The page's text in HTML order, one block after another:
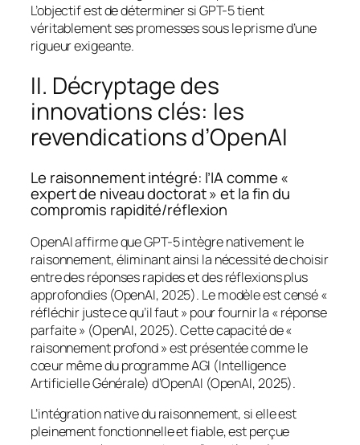
L’objectif est de déterminer si GPT-5 tient
véritablement ses promesses sous le prisme d’une
rigueur exigeante.
II. Décryptage des
innovations clés: les
revendications d’OpenAI
Le raisonnement intégré: l’IA comme «
expert de niveau doctorat » et la fin du
compromis rapidité/réflexion
OpenAI affirme que GPT-5 intègre nativement le
raisonnement, éliminant ainsi la nécessité de choisir
entre des réponses rapides et des réflexions plus
approfondies (OpenAI, 2025). Le modèle est censé «
réfléchir juste ce qu’il faut » pour fournir la « réponse
parfaite » (OpenAI, 2025). Cette capacité de «
raisonnement profond » est présentée comme le
cœur même du programme AGI (Intelligence
Artificielle Générale) d’OpenAI (OpenAI, 2025).
L’intégration native du raisonnement, si elle est
pleinement fonctionnelle et fiable, est perçue